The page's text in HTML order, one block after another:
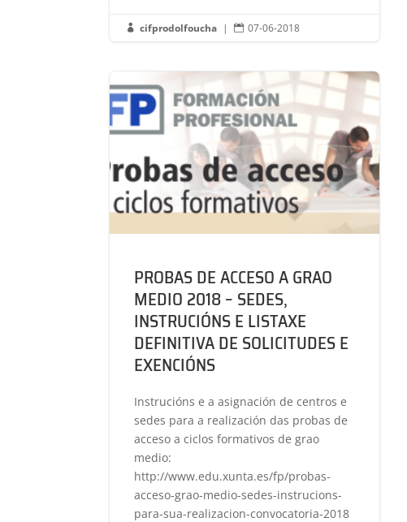
 cifprodolfoucha |  07-06-2018
PROBAS DE ACCESO A GRAO
MEDIO 2018 – SEDES,
INSTRUCIÓNS E LISTAXE
DEFINITIVA DE SOLICITUDES E
EXENCIÓNS
Instrucións e a asignación de centros e
sedes para a realización das probas de
acceso a ciclos formativos de grao
medio:
http://www.edu.xunta.es/fp/probas-
acceso-grao-medio-sedes-instrucions-
para-sua-realizacion-convocatoria-2018